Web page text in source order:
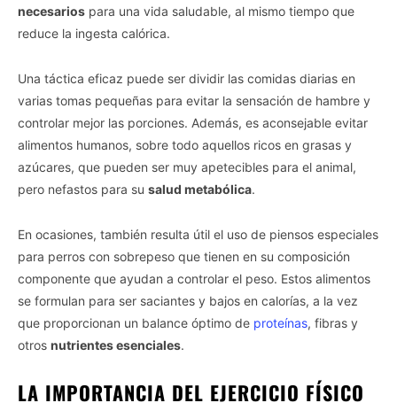
necesarios para una vida saludable, al mismo tiempo que
reduce la ingesta calórica.
Una táctica eficaz puede ser dividir las comidas diarias en
varias tomas pequeñas para evitar la sensación de hambre y
controlar mejor las porciones. Además, es aconsejable evitar
alimentos humanos, sobre todo aquellos ricos en grasas y
azúcares, que pueden ser muy apetecibles para el animal,
pero nefastos para su salud metabólica.
En ocasiones, también resulta útil el uso de piensos especiales
para perros con sobrepeso que tienen en su composición
componente que ayudan a controlar el peso. Estos alimentos
se formulan para ser saciantes y bajos en calorías, a la vez
que proporcionan un balance óptimo de proteínas, fibras y
otros nutrientes esenciales.
LA IMPORTANCIA DEL EJERCICIO FÍSICO